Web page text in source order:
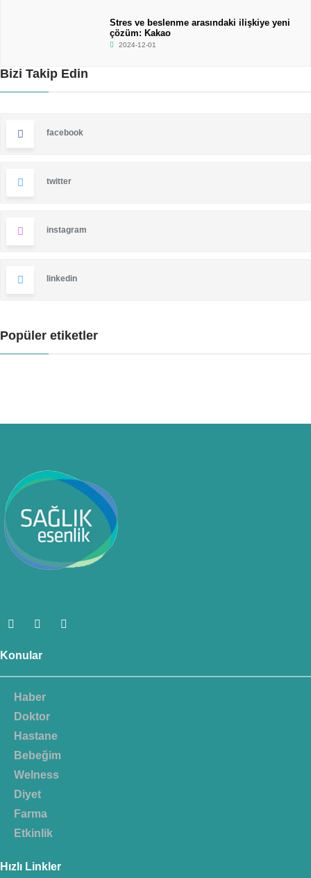
Stres ve beslenme arasındaki ilişkiye yeni
çözüm: Kakao
2024-12-01
Bizi Takip Edin
facebook
twitter
instagram
linkedin
Popüler etiketler
Konular
Haber
Doktor
Hastane
Bebeğim
Welness
Diyet
Farma
Etkinlik
Hızlı Linkler